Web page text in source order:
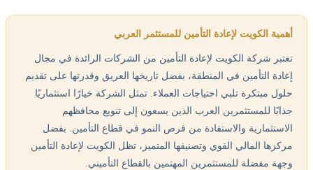
أهمية الكويت لإعادة التأمين للمستثمر العربي
تعتبر شركة الكويت لإعادة التأمين من الشركات الرائدة في مجال
إعادة التأمين في المنطقة، بفضل تاريخها العريق وقدرتها على تقديم
حلول مبتكرة تلبي احتياجات العملاء. تمثل الشركة خيارًا استثماريًا
جذابًا للمستثمرين العرب الذين يسعون إلى تنويع محافظهم
الاستثمارية والاستفادة من فرص النمو في قطاع التأمين. بفضل
مركزها المالي القوي وتصنيفها المتميز، تظل الكويت لإعادة التأمين
وجهة مفضلة للمستثمرين المهتمين بالقطاع التأميني.